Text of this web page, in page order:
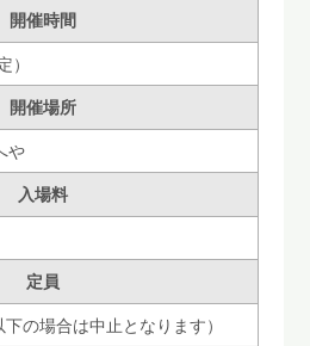
開催時間
開催場所
や
入場料
定員
の場合は中止となります）